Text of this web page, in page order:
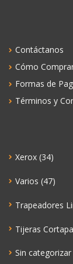
Contáctanos
Cómo
Formas de
Términos y
Xerox (34)
Varios (47)
Trapeadores
Tijeras
Sin categorizar